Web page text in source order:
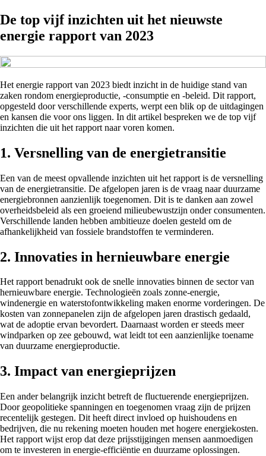
De top vijf inzichten uit het nieuwste
energie rapport van 2023
Het energie rapport van 2023 biedt inzicht in de huidige stand van
zaken rondom energieproductie, -consumptie en -beleid. Dit rapport,
opgesteld door verschillende experts, werpt een blik op de uitdagingen
en kansen die voor ons liggen. In dit artikel bespreken we de top vijf
inzichten die uit het rapport naar voren komen.
1. Versnelling van de energietransitie
Een van de meest opvallende inzichten uit het rapport is de versnelling
van de energietransitie. De afgelopen jaren is de vraag naar duurzame
energiebronnen aanzienlijk toegenomen. Dit is te danken aan zowel
overheidsbeleid als een groeiend milieubewustzijn onder consumenten.
Verschillende landen hebben ambitieuze doelen gesteld om de
afhankelijkheid van fossiele brandstoffen te verminderen.
2. Innovaties in hernieuwbare energie
Het rapport benadrukt ook de snelle innovaties binnen de sector van
hernieuwbare energie. Technologieën zoals zonne-energie,
windenergie en waterstofontwikkeling maken enorme vorderingen. De
kosten van zonnepanelen zijn de afgelopen jaren drastisch gedaald,
wat de adoptie ervan bevordert. Daarnaast worden er steeds meer
windparken op zee gebouwd, wat leidt tot een aanzienlijke toename
van duurzame energieproductie.
3. Impact van energieprijzen
Een ander belangrijk inzicht betreft de fluctuerende energieprijzen.
Door geopolitieke spanningen en toegenomen vraag zijn de prijzen
recentelijk gestegen. Dit heeft direct invloed op huishoudens en
bedrijven, die nu rekening moeten houden met hogere energiekosten.
Het rapport wijst erop dat deze prijsstijgingen mensen aanmoedigen
om te investeren in energie-efficiëntie en duurzame oplossingen.